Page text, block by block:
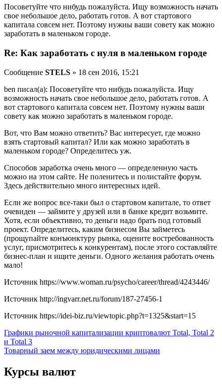
Посоветуйте что нибудь пожалуйста. Ищу возможность начать
свое небольшое дело, работать готов. А вот стартового
капитала совсем нет. Поэтому нужны ваши совету как можно
заработать в маленьком городе.
Re: Как заработать с нуля в маленьком городе
Сообщение STELS » 18 сен 2016, 15:21
ben писал(а): Посоветуйте что нибудь пожалуйста. Ищу
возможность начать свое небольшое дело, работать готов. А
вот стартового капитала совсем нет. Поэтому нужны ваши
совету как можно заработать в маленьком городе.
Вот, что Вам можно ответить? Вас интересует, где можно
взять стартовый капитал? Или как можно заработать в
маленьком городе? Определитесь уж.
Способов заработка очень много — определенную часть
можно на этом сайте. Не поленитесь и полистайте форум.
Здесь действительно много интересных идей.
Если же вопрос все-таки был о стартовом капитале, то ответ
очевиден — займите у друзей или в банке кредит возьмите.
Хотя, если объективно, то деньги надо брать под готовый
проект. Определитесь, каким бизнесом Вы займетесь
(прощупайте конъюнктуру рынка, оцените востребованность
услуг, присмотритесь к конкурентам), после этого составляйте
бизнес-план и ищите деньги. Одного желания работать очень
мало!
Источник https://www.woman.ru/psycho/career/thread/4243446/
Источник http://ingvarr.net.ru/forum/187-27456-1
Источник https://idei-biz.ru/viewtopic.php?t=1325&start=15
Навигация
по
Графики рыночной капитализации криптовалют Total, Total 2
и Total 3
Товарный заем между юридическими лицами
Курсы валют